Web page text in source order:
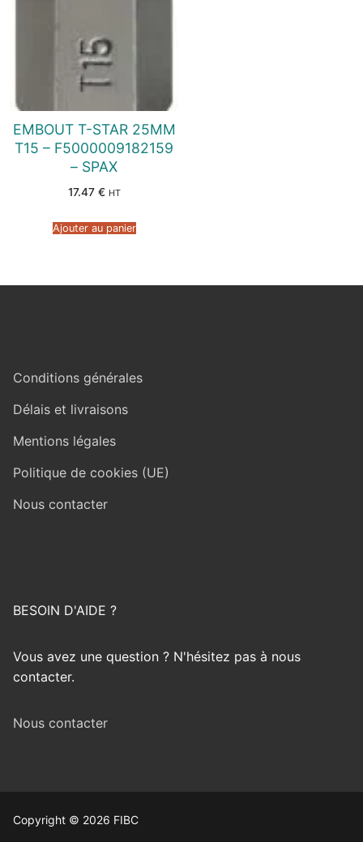
EMBOUT T-STAR 25MM
T15 – F5000009182159
– SPAX
17.47 € HT
Ajouter au panier
Conditions générales
Délais et livraisons
Mentions légales
Politique de cookies (UE)
Nous contacter
BESOIN D'AIDE ?
Vous avez une question ? N'hésitez pas à nous
contacter.
Nous contacter
Copyright © 2026 FIBC